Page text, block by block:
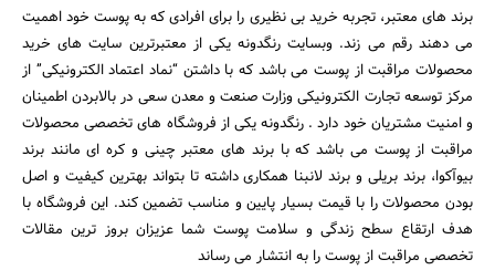
برند های معتبر، تجربه خرید بی نظیری را برای افرادی که به پوست خود اهمیت
می دهند رقم می زند. وبسایت رنگدونه یکی از معتبرترین سایت های خرید
محصولات مراقبت از پوست می باشد که با داشتن “نماد اعتماد الکترونیکی” از
مرکز توسعه تجارت الکترونیکی وزارت صنعت و معدن سعی در بالابردن اطمینان
و امنیت مشتریان خود دارد . رنگدونه یکی از فروشگاه های تخصصی محصولات
مراقبت از پوست می باشد که با برند های معتبر چینی و کره ای مانند برند
بیوآکوا، برند بریلی و برند لانبنا همکاری داشته تا بتواند بهترین کیفیت و اصل
بودن محصولات را با قیمت بسیار پایین و مناسب تضمین کند. این فروشگاه با
هدف ارتقاع سطح زندگی و سلامت پوست شما عزیزان بروز ترین مقالات
تخصصی مراقبت از پوست را به انتشار می رساند